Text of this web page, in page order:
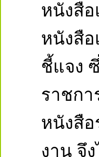
หนังสื
หนังสื
ชี้แจง
ราชก
หนังสื
งาน จึ